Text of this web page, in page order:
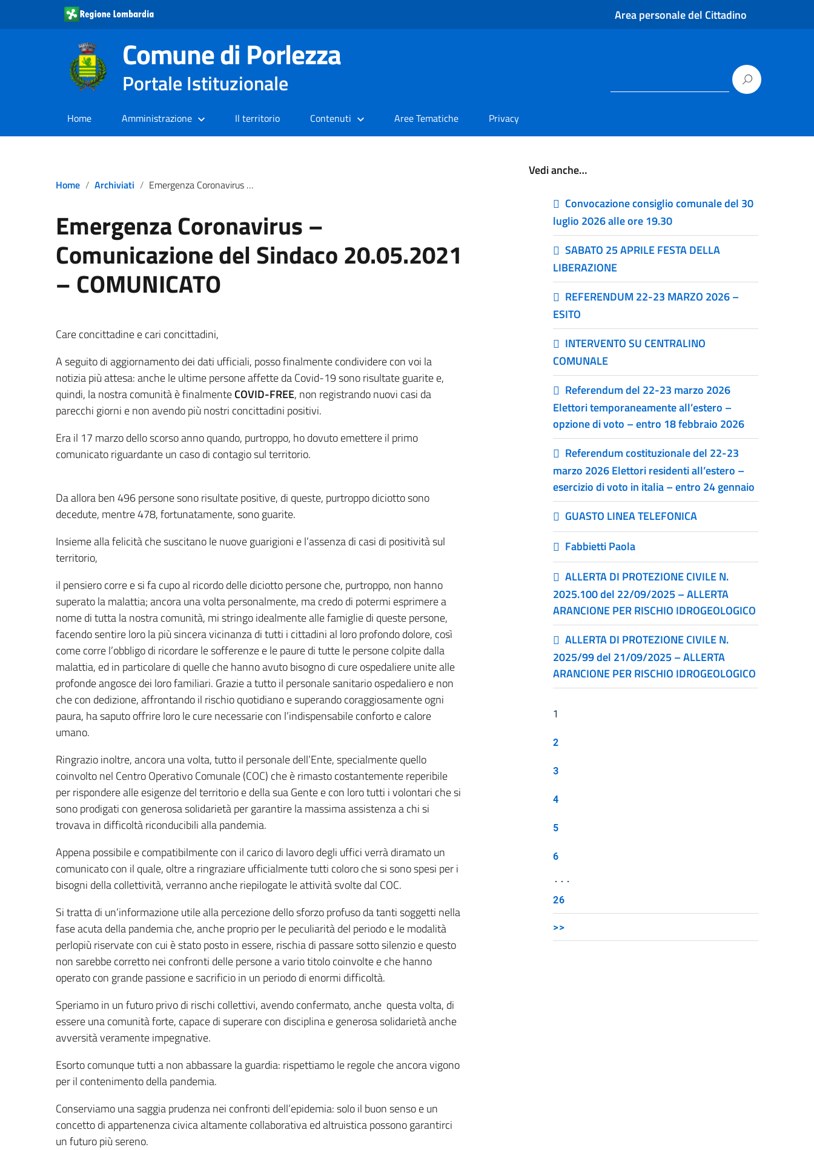
Area personale del Cittadino
Comune di Porlezza
Portale Istituzionale
Home Amministrazione Il territorio Contenuti Aree Tematiche Privacy
Home Archiviati Emergenza Coronavirus – Comunicazione del Sindaco 20.05.2021 – COMUNICATO
Emergenza Coronavirus –
Comunicazione del Sindaco 20.05.2021
– COMUNICATO
Care concittadine e cari concittadini,
A seguito di aggiornamento dei dati ufficiali, posso finalmente condividere con voi la
notizia più attesa: anche le ultime persone affette da Covid-19 sono risultate guarite e,
quindi, la nostra comunità è finalmenteCOVID-FREE, non registrando nuovi casi da
parecchi giorni e non avendo più nostri concittadini positivi.
Era il 17 marzo dello scorso anno quando, purtroppo, ho dovuto emettere il primo
comunicato riguardante un caso di contagio sul territorio.
Da allora ben 496 persone sono risultate positive, di queste, purtroppo diciotto sono
decedute, mentre 478, fortunatamente, sono guarite.
Insieme alla felicità che suscitano le nuove guarigioni e l’assenza di casi di positività sul
territorio,
il pensiero corre e si fa cupo al ricordo delle diciotto persone che, purtroppo, non hanno
superato la malattia; ancora una volta personalmente, ma credo di potermi esprimere a
nome di tutta la nostra comunità, mi stringo idealmente alle famiglie di queste persone,
facendo sentire loro la più sincera vicinanza di tutti i cittadini al loro profondo dolore, così
come corre l’obbligo di ricordare le sofferenze e le paure di tutte le persone colpite dalla
malattia, ed in particolare di quelle che hanno avuto bisogno di cure ospedaliere unite alle
profonde angosce dei loro familiari. Grazie a tutto il personale sanitario ospedaliero e non
che con dedizione, affrontando il rischio quotidiano e superando coraggiosamente ogni
paura, ha saputo offrire loro le cure necessarie con l’indispensabile conforto e calore
umano.
Ringrazio inoltre, ancora una volta, tutto il personale dell’Ente, specialmente quello
coinvolto nel Centro Operativo Comunale (COC) che è rimasto costantemente reperibile
per rispondere alle esigenze del territorio e della sua Gente e con loro tutti i volontari che si
sono prodigati con generosa solidarietà per garantire la massima assistenza a chi si
trovava in difficoltà riconducibili alla pandemia.
Appena possibile e compatibilmente con il carico di lavoro degli uffici verrà diramato un
comunicato con il quale, oltre a ringraziare ufficialmente tutti coloro che si sono spesi per i
bisogni della collettività, verranno anche riepilogate le attività svolte dal COC.
Si tratta di un’informazione utile alla percezione dello sforzo profuso da tanti soggetti nella
fase acuta della pandemia che, anche proprio per le peculiarità del periodo e le modalità
perlopiù riservate con cui è stato posto in essere, rischia di passare sotto silenzio e questo
non sarebbe corretto nei confronti delle persone a vario titolo coinvolte e che hanno
operato con grande passione e sacrificio in un periodo di enormi difficoltà.
Speriamo in un futuro privo di rischi collettivi, avendo confermato, anche questa volta, di
essere una comunità forte, capace di superare con disciplina e generosa solidarietà anche
avversità veramente impegnative.
Esorto comunque tutti a non abbassare la guardia: rispettiamo le regole che ancora vigono
per il contenimento della pandemia.
Conserviamo una saggia prudenza nei confronti dell’epidemia: solo il buon senso e un
concetto di appartenenza civica altamente collaborativa ed altruistica possono garantirci
un futuro più sereno.
Vedi anche…
Convocazione consiglio comunale del 30
luglio 2026 alle ore 19.30
SABATO 25 APRILE FESTA DELLA
LIBERAZIONE
REFERENDUM 22-23 MARZO 2026 –
ESITO
INTERVENTO SU CENTRALINO
COMUNALE
Referendum del 22-23 marzo 2026
Elettori temporaneamente all’estero –
opzione di voto – entro 18 febbraio 2026
Referendum costituzionale del 22-23
marzo 2026 Elettori residenti all’estero –
esercizio di voto in italia – entro 24 gennaio
GUASTO LINEA TELEFONICA
Fabbietti Paola
ALLERTA DI PROTEZIONE CIVILE N.
2025.100 del 22/09/2025 – ALLERTA
ARANCIONE PER RISCHIO IDROGEOLOGICO
ALLERTA DI PROTEZIONE CIVILE N.
2025/99 del 21/09/2025 – ALLERTA
ARANCIONE PER RISCHIO IDROGEOLOGICO
1
2
3
4
5
6
...
26
>>